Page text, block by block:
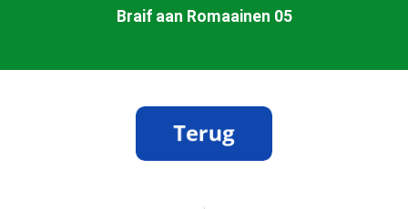
Braif aan Romaainen 05